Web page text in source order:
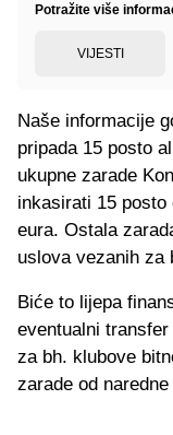
Potražite više
VIJESTI
Naše informacije
pripada 15 posto
ukupne zarade
inkasirati 15 posto
eura. Ostala
uslova vezanih za
Biće to lijepa
eventualni
za bh. klubove
zarade od